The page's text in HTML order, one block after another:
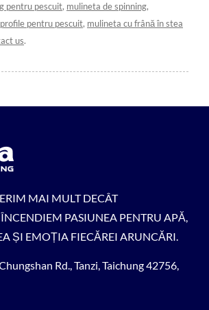
pentru pescuit, mulineta de spinning,
pentru pescuit, mulineta cu frână în stea
us.
MAI MULT DECÂT
PASIUNEA PENTRU APĂ,
ȘI EMOȚIA FIECĂREI ARUNCĂRI.
Rd., Tanzi, Taichung 42756,